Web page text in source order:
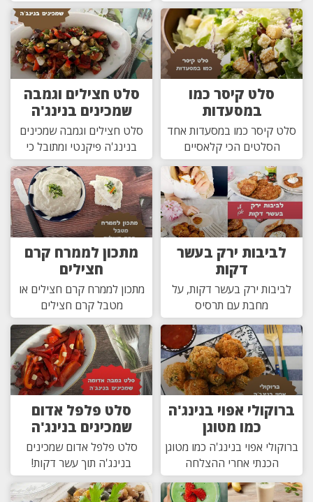
סלט קיסר כמו
במסעדות
סלט קיסר כמו במסעדות אחד
הסלטים הכי קלאסיים
סלט חצילים וגמבה
שמכינים בנינג'ה
סלט חצילים וגמבה שמכינים
בנינג'ה פיקנטי ומתובל כי
לביבות ירק בעשר
דקות
לביבות ירק בעשר דקות, על
מחבת עם תרסיס
מתכון לממרח קרם
חצילים
מתכון לממרח קרם חצילים או
מטבל קרם חצילים
ברוקולי אפוי בנינג'ה
כמו מטוגן
ברוקולי אפוי בנינג'ה כמו מטוגן
הכנתי אחרי ההצלחה
סלט פלפל אדום
שמכינים בנינג'ה
סלט פלפל אדום שמכינים
בנינג'ה תוך עשר דקות!